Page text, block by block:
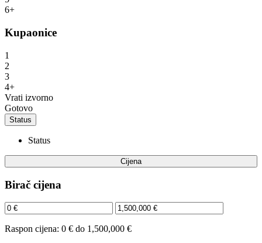
6+
Kupaonice
1
2
3
4+
Vrati izvorno
Gotovo
Status
Status
Cijena
Birač cijena
Raspon cijena: 0 € do 1,500,000 €